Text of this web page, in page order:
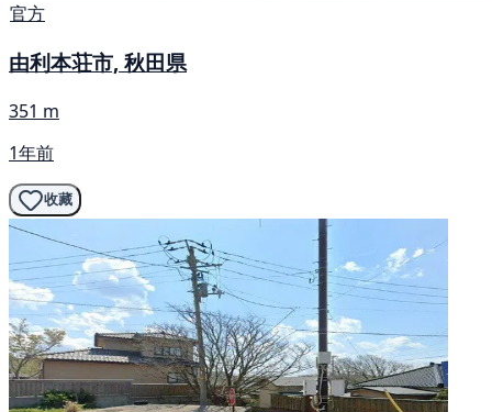
官方
由利本荘市, 秋田県
351 m
1年前
收藏